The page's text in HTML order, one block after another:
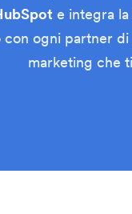
e integra
ogni partner
marketing che